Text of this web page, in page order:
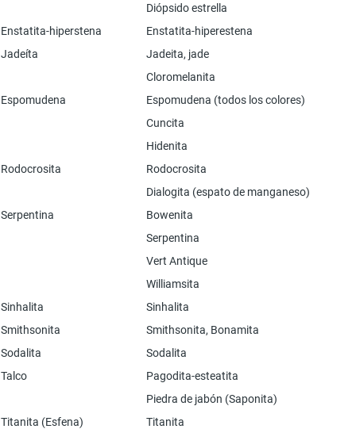
Diópsido estrella
Enstatita-hiperstena
Enstatita-hiperestena
Jadeíta
Jadeita, jade
Cloromelanita
Espomudena
Espomudena (todos los colores)
Cuncita
Hidenita
Rodocrosita
Rodocrosita
Dialogita (espato de manganeso)
Serpentina
Bowenita
Serpentina
Vert Antique
Williamsita
Sinhalita
Sinhalita
Smithsonita
Smithsonita, Bonamita
Sodalita
Sodalita
Talco
Pagodita-esteatita
Piedra de jabón (Saponita)
Titanita (Esfena)
Titanita